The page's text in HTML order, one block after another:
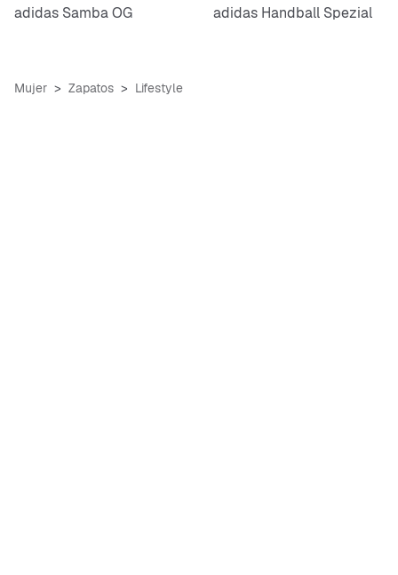
adidas Samba OG
adidas Handball Spezial
Mujer Zapatos Lifestyle